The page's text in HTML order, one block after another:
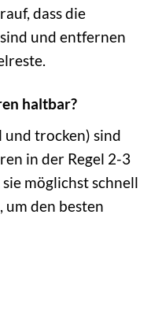
dass die
und entfernen
haltbar?
und trocken) sind
in der Regel 2-3
möglichst schnell
um den besten